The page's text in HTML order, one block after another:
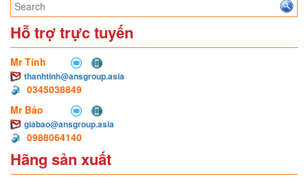
Hỗ trợ trực tuyến
Mr Tính
thanhtinh@ansgroup.asia
0345038849
Mr Bảo
giabao@ansgroup.asia
0988064140
Hãng sản xuất